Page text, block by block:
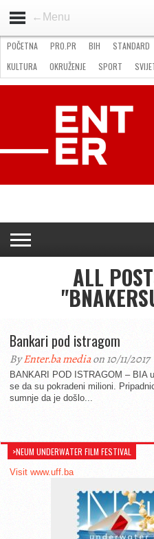
←Menu
STANDARD
GOSPODARSTVO
OKRUŽENJE
POČETNA PRO.PR BIH STANDARD
KULTURA
OKRUŽENJE SPORT
NATJEČAJI
FILMING LOCATION IN BH
ALL
Bankari pod istragom
ByEnter.ba mediaon 10/11/2017
BANKARI POD ISTRAGOM – BIA
se da su pokradeni milioni.
sumnje da je došlo...
>NEUM UNDERWATER FILM FESTIVAL
Visit www.uff.ba